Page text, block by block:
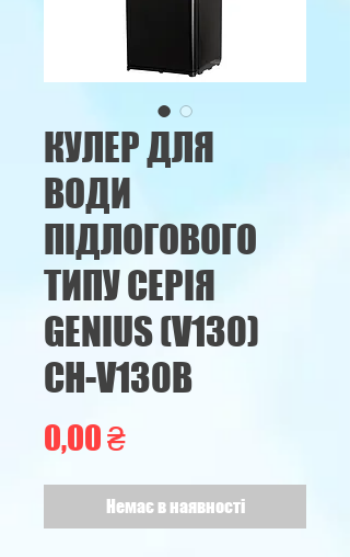
КУЛЕР ДЛЯ
ВОДИ
ПІДЛОГОВОГО
ТИПУ СЕРІЯ
GENIUS (V130)
CH-V130B
0,00 ₴Ціна
Немає в наявності